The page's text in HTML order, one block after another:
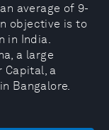
average of 9-
objective is to
in India.
a large
Capital, a
Bangalore.